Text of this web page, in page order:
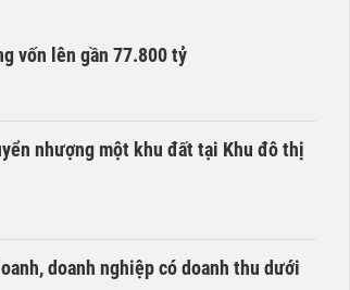
vốn lên gần 77.800 tỷ
nhượng một khu đất tại Khu đô thị
doanh nghiệp có doanh thu dưới